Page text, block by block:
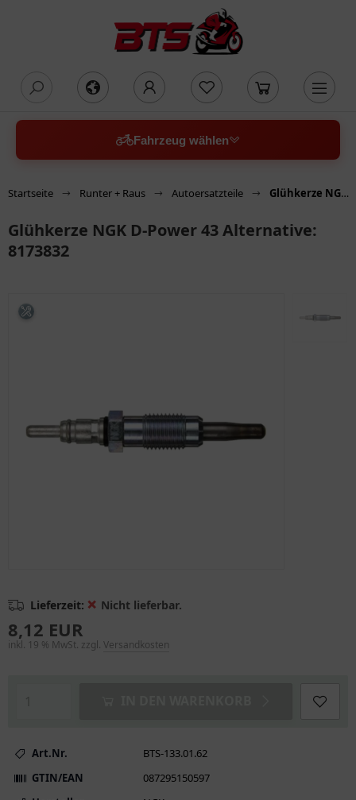
Fahrzeug wählen
Startseite Runter + Raus Autoersatzteile Glühkerze NGK D-Power 43 Alternative: 8173832
Glühkerze NGK D-Power 43 Alternative:
8173832
Lieferzeit: ❌ Nicht lieferbar.
8,12 EUR
inkl. 19 % MwSt. zzgl. Versandkosten
Art.Nr.
BTS-133.01.62
GTIN/EAN
087295150597